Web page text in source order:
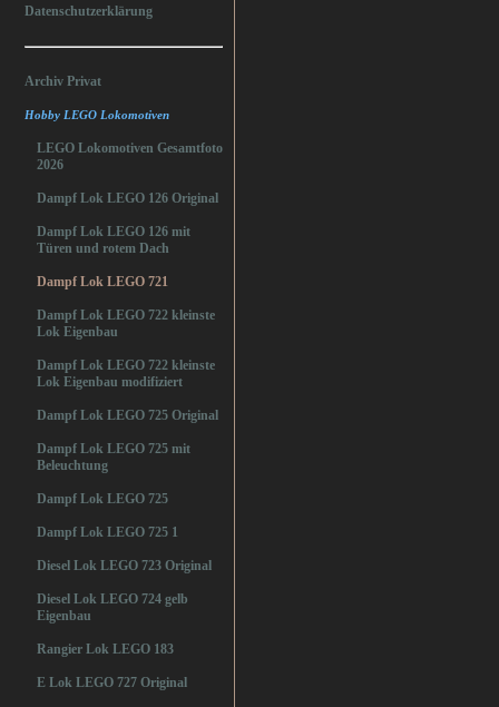
Datenschutzerklärung
Archiv Privat
Hobby LEGO Lokomotiven
LEGO Lokomotiven Gesamtfoto
2026
Dampf Lok LEGO 126 Original
Dampf Lok LEGO 126 mit
Türen und rotem Dach
Dampf Lok LEGO 721
Dampf Lok LEGO 722 kleinste
Lok Eigenbau
Dampf Lok LEGO 722 kleinste
Lok Eigenbau modifiziert
Dampf Lok LEGO 725 Original
Dampf Lok LEGO 725 mit
Beleuchtung
Dampf Lok LEGO 725
Dampf Lok LEGO 725 1
Diesel Lok LEGO 723 Original
Diesel Lok LEGO 724 gelb
Eigenbau
Rangier Lok LEGO 183
E Lok LEGO 727 Original